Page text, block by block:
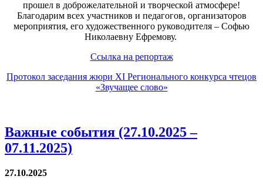
прошел в доброжелательной и творческой атмосфере!
Благодарим всех участников и педагогов, организаторов
мероприятия, его художественного руководителя – Софью
Николаевну Ефремову.
Ссылка на репортаж
Протокол заседания жюри XI Регионального конкурса чтецов
«Звучащее слово»
Важные события (27.10.2025 –
07.11.2025)
27.10.2025